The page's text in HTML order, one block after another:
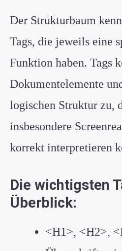
Der Strukturbaum
Tags, die jeweils eine
Funktion haben. Tags
Dokumentelemente
logischen Struktur zu,
insbesondere
korrekt interpretieren
Die wichtigsten
Überblick:
<H1>, <H2>,